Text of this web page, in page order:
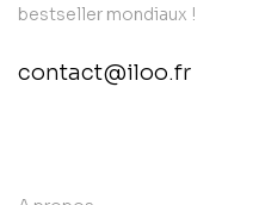
bestseller mondiaux !
contact@iloo.fr